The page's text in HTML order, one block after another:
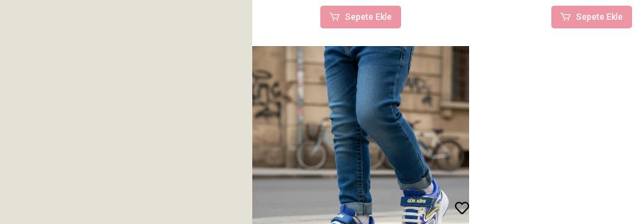
Sepete Ekle Sepete Ekle